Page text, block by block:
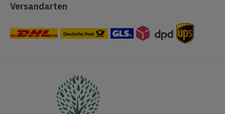
Versandarten